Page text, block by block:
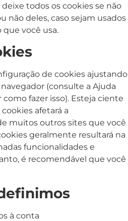
todos os cookies se não
não deles, caso sejam usados
que você usa.
de cookies ajustando
(consulte a Ajuda
fazer isso). Esteja ciente
afetará a
muitos outros sites que você
geralmente resultará na
funcionalidades e
é recomendável que você
à conta